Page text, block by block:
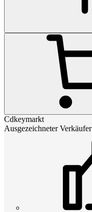
Cdkeymarkt
Ausgezeichneter Verkäufer